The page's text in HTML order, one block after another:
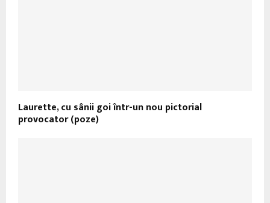
Laurette, cu sânii goi într-un nou pictorial
provocator (poze)